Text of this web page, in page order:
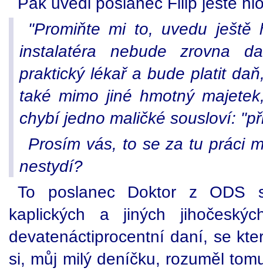
"Promiňte mi to, uvedu ještě
instalatéra nebude zrovna
praktický lékař a bude platit
také mimo jiné hmotný
chybí jedno maličké sousloví:
Prosím vás, to se za tu práci
nestydí?
To poslanec Doktor z ODS
kaplických a jiných
devatenáctiprocentní daní, se
si, můj milý deníčku, rozuměl